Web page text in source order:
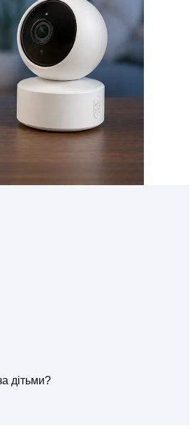
дітьми?